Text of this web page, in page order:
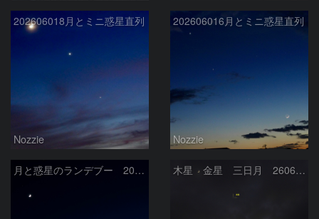
202606018月とミニ惑星直列
Nozzie
202606016月とミニ惑星直列
Nozzie
月と惑星のランデブー 2026/06/19 木星 金星 三日月 260618